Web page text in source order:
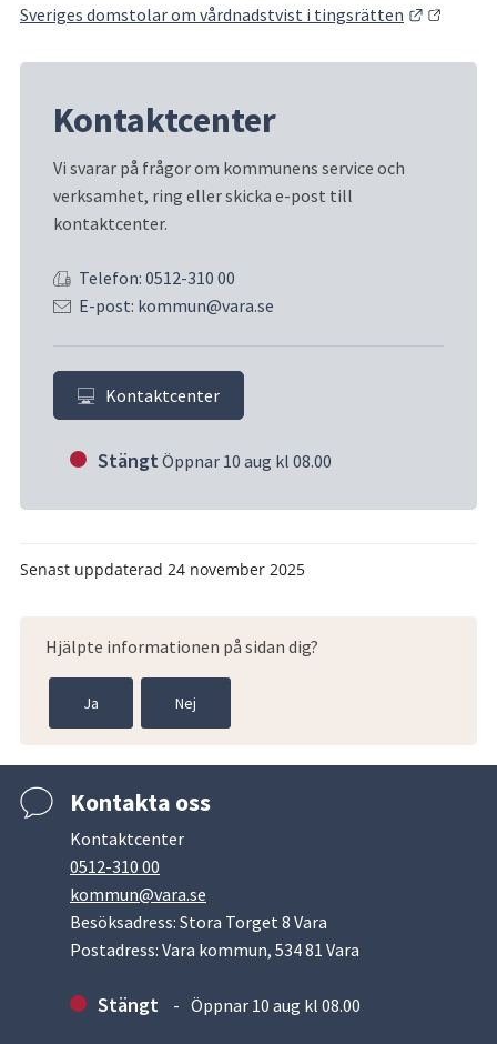
Sveriges domstolar om vårdnadstvist i tingsrätten Länk till
Kontaktcenter
Vi svarar på frågor om kommunens service och
verksamhet, ring eller skicka e-post till
kontaktcenter.
Telefon: 0512-310 00
E-post: kommun@vara.se
Kontaktcenter
Stängt Öppnar 10 aug kl 08.00
Senast uppdaterad 24 november 2025
Hjälpte informationen på sidan dig?
Ja Nej
Kontakta oss
Kontaktcenter
0512-310 00
kommun@vara.se
Besöksadress: Stora Torget 8 Vara
Postadress: Vara kommun, 534 81 Vara
Stängt Öppnar 10 aug kl 08.00